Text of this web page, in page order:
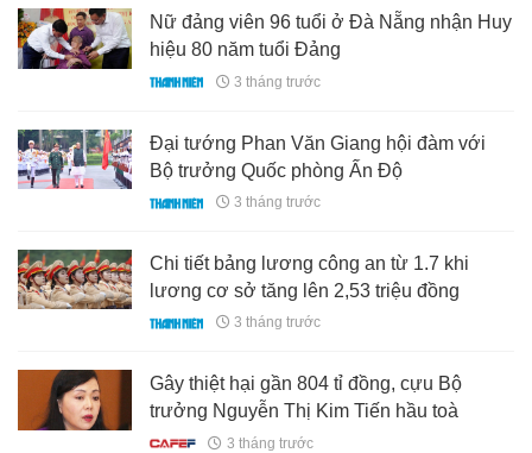
Nữ đảng viên 96 tuổi ở Đà Nẵng nhận Huy
hiệu 80 năm tuổi Đảng
3 tháng trước
Đại tướng Phan Văn Giang hội đàm với
Bộ trưởng Quốc phòng Ấn Độ
3 tháng trước
Chi tiết bảng lương công an từ 1.7 khi
lương cơ sở tăng lên 2,53 triệu đồng
3 tháng trước
Gây thiệt hại gần 804 tỉ đồng, cựu Bộ
trưởng Nguyễn Thị Kim Tiến hầu toà
3 tháng trước